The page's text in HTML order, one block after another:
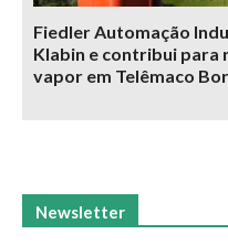
Fiedler Automação
Klabin e contribui para
vapor em Telêmaco
Newsletter